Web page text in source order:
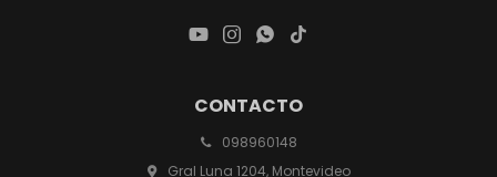
CONTACTO
098960148
Gral Luna 1204, Montevideo
   